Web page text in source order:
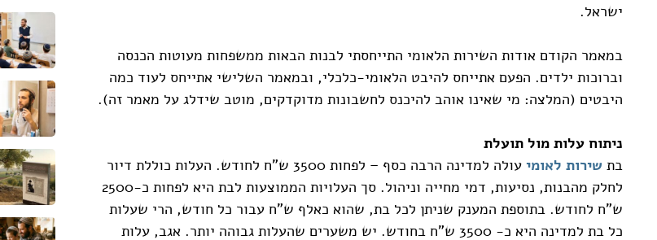
ישראל.
במאמר הקודם אודות השירות הלאומי התייחסתי לבנות הבאות ממשפחות מעוטות הכנסה
וברוכות ילדים. הפעם אתייחס להיבט הלאומי-כלכלי, ובמאמר השלישי אתייחס לעוד כמה
היבטים (המלצה: מי שאינו אוהב להיכנס לחשבונות מדוקדקים, מוטב שידלג על מאמר זה).
ניתוח עלות מול תועלת
בת שירות לאומי
עולה למדינה הרבה כסף – לפחות 3500 ש"ח לחודש. העלות כוללת דיור
לחלק מהבנות, נסיעות, דמי מחייה וניהול. סך העלויות הממוצעות לבת היא לפחות כ-2500
ש"ח לחודש. בתוספת המענק שניתן לכל בת, שהוא כאלף ש"ח עבור כל חודש, הרי שעלות
כל בת למדינה היא כ- 3500 ש"ח בחודש. יש משערים שהעלות גבוהה יותר. אגב, עלות